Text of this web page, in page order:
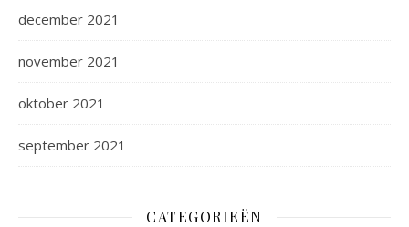
december 2021
november 2021
oktober 2021
september 2021
CATEGORIEËN